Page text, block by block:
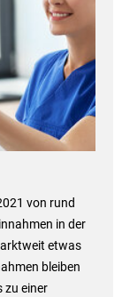
von rund
in der
etwas
bleiben
zu einer